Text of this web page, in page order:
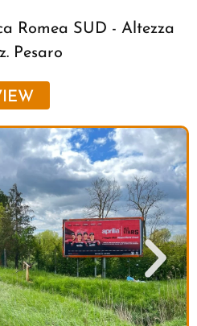
Romea SUD - Altezza
Pesaro